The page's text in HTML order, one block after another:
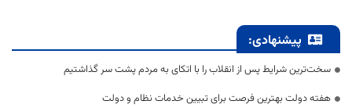
پیشنهادی:
سخت‌ترین شرایط پس از انقلاب را با اتکای به مردم پشت سر گذاشتیم
هفته دولت بهترین فرصت برای تبیین خدمات نظام و دولت